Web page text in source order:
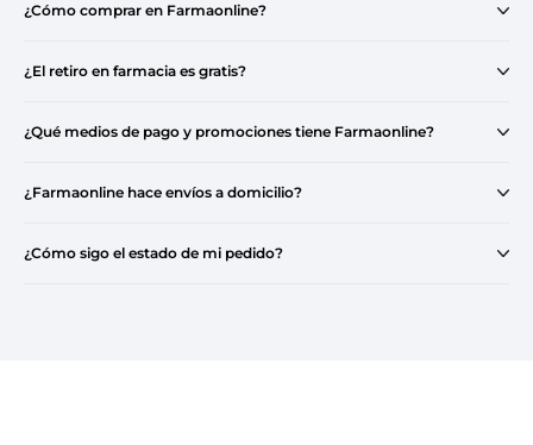
¿Cómo comprar en Farmaonline?
¿El retiro en farmacia es gratis?
¿Qué medios de pago y promociones tiene Farmaonline?
¿Farmaonline hace envíos a domicilio?
¿Cómo sigo el estado de mi pedido?